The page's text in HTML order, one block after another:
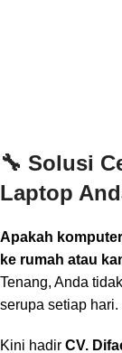
🔧 Solusi
Laptop
Apakah
ke rumah atau
Tenang, Anda
serupa setiap hari.
Kini hadir CV.